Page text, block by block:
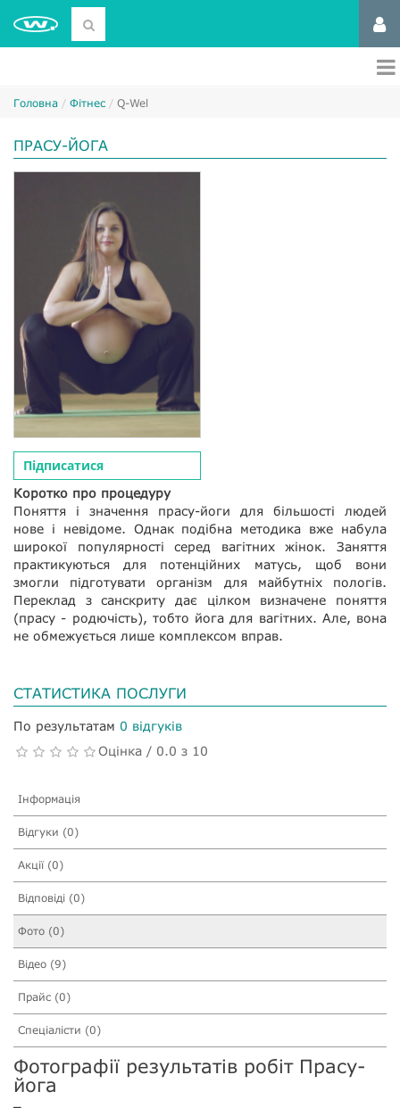
Головна Фітнес Q-Wel
ПРАСУ-ЙОГА
Підписатися
Коротко про процедуру
Поняття і значення прасу-йоги для більшості людей
нове і невідоме. Однак подібна методика вже набула
широкої популярності серед вагітних жінок. Заняття
практикуються для потенційних матусь, щоб вони
змогли підготувати організм для майбутніх пологів.
Переклад з санскриту дає цілком визначене поняття
(прасу - родючість), тобто йога для вагітних. Але, вона
не обмежується лише комплексом вправ.
СТАТИСТИКА ПОСЛУГИ
По результатам 0 відгуків
Оцінка / 0.0 з 10
Інформація
Відгуки (0)
Акції (0)
Відповіді (0)
Фото (0)
Відео (9)
Прайс (0)
Спеціалісти (0)
Фотографії результатів робіт Прасу-
йога